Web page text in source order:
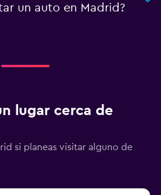
un auto en Madrid?
lugar cerca de
si planeas visitar alguno de